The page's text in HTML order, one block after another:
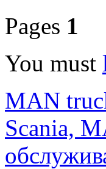
Pages 1
You must
MAN
Scania,